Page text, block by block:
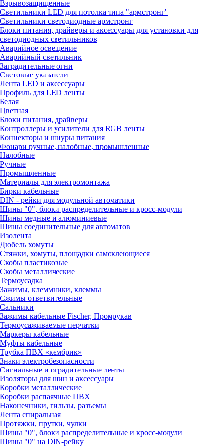
Взрывозащищенные
Светильники LED для потолка типа "армстронг"
Светильники светодиодные армстронг
Блоки питания, драйверы и аксессуары для установки для
светодиодных светильников
Аварийное освещение
Аварийный светильник
Заградительные огни
Световые указатели
Лента LED и аксессуары
Профиль для LED ленты
Белая
Цветная
Блоки питания, драйверы
Контроллеры и усилители для RGB ленты
Коннекторы и шнуры питания
Фонари ручные, налобные, промышленные
Налобные
Ручные
Промышленные
Материалы для электромонтажа
Бирки кабельные
DIN - рейки для модульной автоматики
Шины "0", блоки распределительные и кросс-модули
Шины медные и алюминиевые
Шины соединительные для автоматов
Изолента
Дюбель хомуты
Стяжки, хомуты, площадки самоклеющиеся
Скобы пластиковые
Скобы металлические
Термоусадка
Зажимы, клеммники, клеммы
Сжимы ответвительные
Сальники
Зажимы кабельные Fischer, Промрукав
Термоусаживаемые перчатки
Маркеры кабельные
Муфты кабельные
Трубка ПВХ «кембрик»
Знаки электробезопасности
Сигнальные и оградительные ленты
Изоляторы для шин и аксессуары
Коробки металлические
Коробки распаячные ПВХ
Наконечники, гильзы, разъемы
Лента спиральная
Протяжки, прутки, чулки
Шины "0", блоки распределительные и кросс-модули
Шины "0" на DIN-рейку